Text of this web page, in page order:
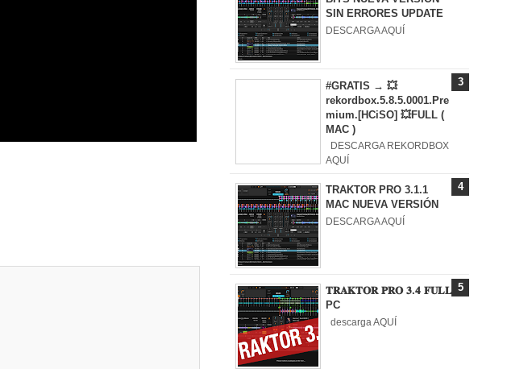
SIN ERRORES UPDATE
DESCARGA AQUÍ
#GRATIS → 💥
rekordbox.5.8.5.0001.Pre
mium.[HCiSO] 💥FULL (
MAC )
DESCARGA REKORDBOX
AQUÍ
TRAKTOR PRO 3.1.1
MAC NUEVA VERSIÓN
DESCARGA AQUÍ
𝐓𝐑𝐀𝐊𝐓𝐎𝐑 𝐏𝐑𝐎 𝟑.𝟒 𝐅𝐔𝐋𝐋
PC
descarga AQUÍ